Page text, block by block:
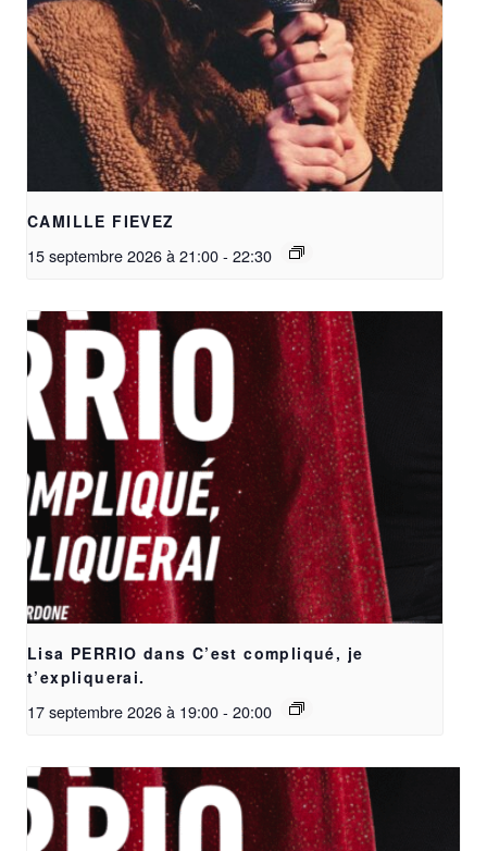
CAMILLE FIEVEZ
15 septembre 2026 à 21:00- 22:30
Lisa PERRIO dans C’est compliqué, je
t’expliquerai.
17 septembre 2026 à 19:00- 20:00